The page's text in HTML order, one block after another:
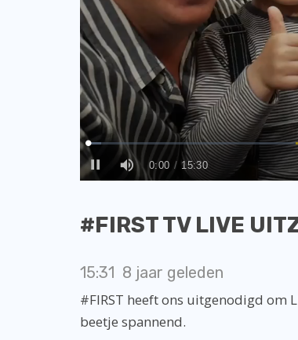
#FIRST TV LIVE
15:31 8 jaar geleden
#FIRST heeft ons uitgenodigd om
beetje spannend.